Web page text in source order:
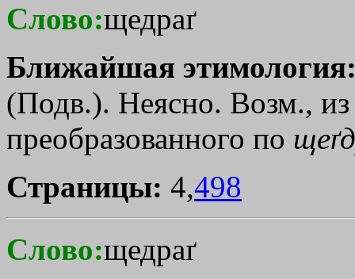
Слово:щедраґ
Ближайшая
(Подв.). Неясно. Возм.,
преобразованного по
Страницы: 4,498
Слово:щедраґ